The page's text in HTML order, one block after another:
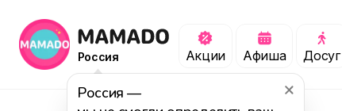
Россия
Россия —
Акции Афиша Досуг